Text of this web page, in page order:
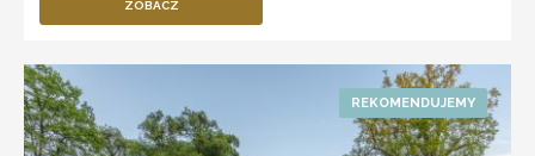
ZOBACZ